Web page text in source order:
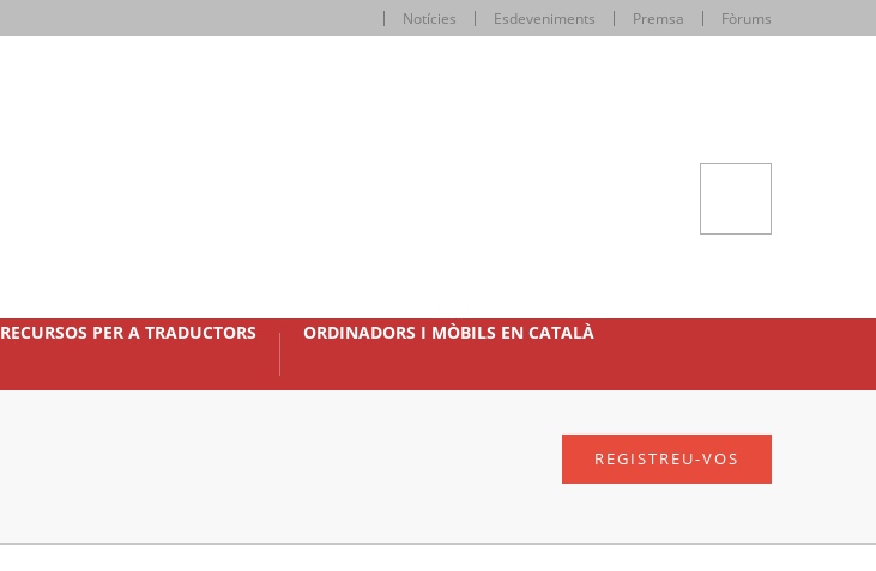
Notícies Esdeveniments Premsa Fòrums
RECURSOS PER A TRADUCTORS ORDINADORS I MÒBILS EN CATALÀ
REGISTREU-VOS